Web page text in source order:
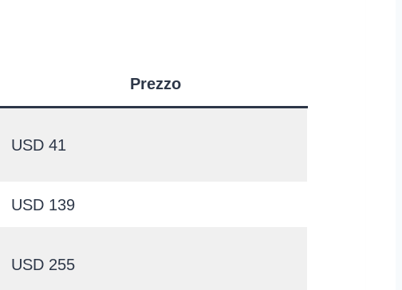
Prezzo
USD 41
USD 139
USD 255